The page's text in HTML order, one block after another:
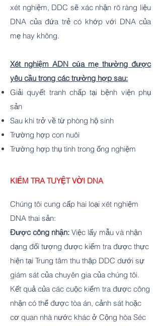
xét nghiệm, DDC sẽ xác nhận rõ ràng liệu
DNA của đứa trẻ có khớp với DNA của
mẹ hay không.
Xét nghiệm ADN của mẹ thường được
yêu cầu trong các trường hợp sau:
Giải quyết tranh chấp tại bệnh viện phụ
sản
Sau khi trở về từ phòng hộ sinh
Trường hợp con nuôi
Trường hợp thụ tinh trong ống nghiệm
KIỂM TRA TUYỆT VỜI DNA
Chúng tôi cung cấp hai loại xét nghiệm
DNA thai sản:
Được công nhận: Việc lấy mẫu và nhận
dạng đối tượng được kiểm tra được thực
hiện tại Trung tâm thu thập DDC dưới sự
giám sát của chuyên gia của chúng tôi.
Kết quả của các cuộc kiểm tra được công
nhận có thể được tòa án, cảnh sát hoặc
cơ quan nhà nước khác ở Cộng hòa Séc